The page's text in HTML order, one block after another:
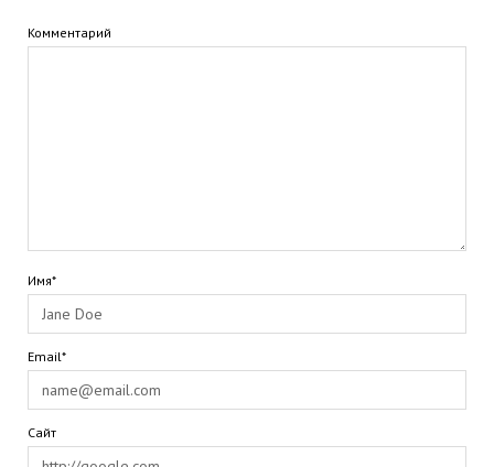
Комментарий
Имя*
Email*
Сайт